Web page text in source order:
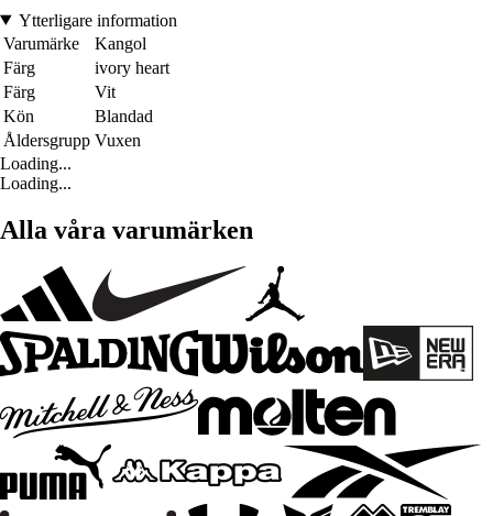
Ytterligare information
Varumärke
Kangol
Färg
ivory heart
Färg
Vit
Kön
Blandad
Åldersgrupp Vuxen
Loading...
Loading...
Alla våra varumärken